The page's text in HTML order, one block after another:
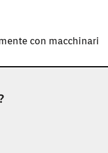
con macchinari